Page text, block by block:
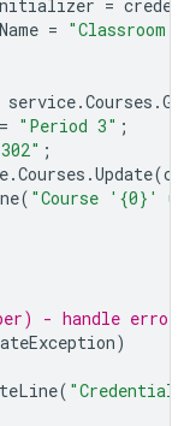
=
= "Classroom
service.Courses .
= "Period 3" ;
;
.Courses .Update(
( "Course '{0}'
- handle error
)
( "Credential